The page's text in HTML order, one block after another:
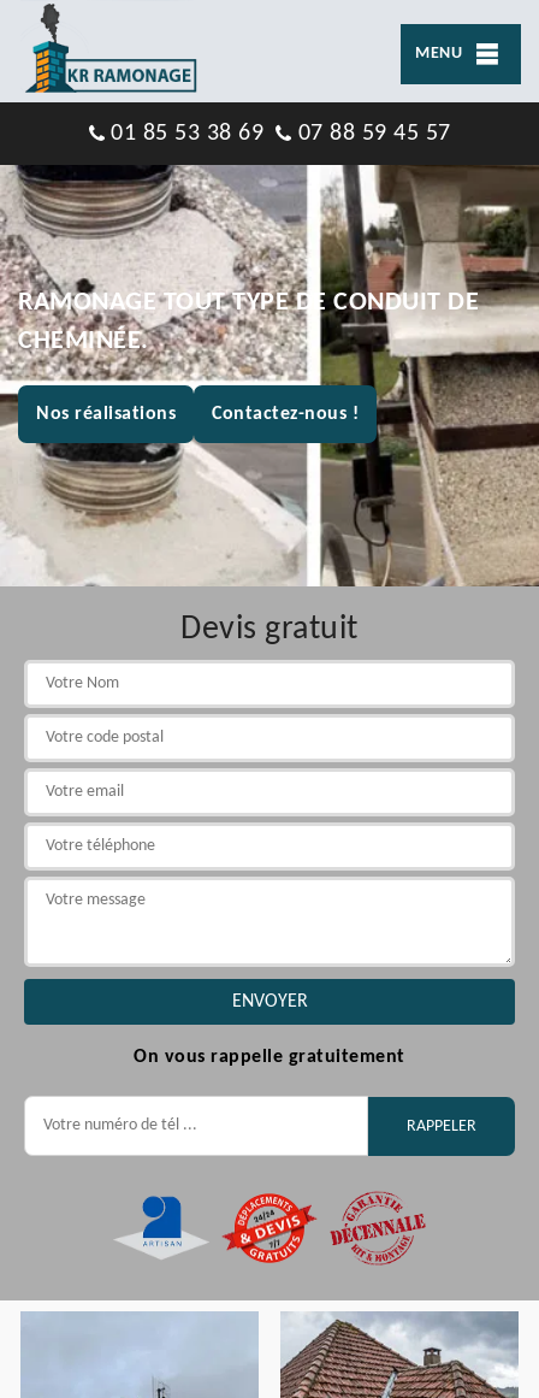
MENU
01 85 53 38 69 07 88 59 45 57
RAMONAGE TOUT TYPE DE CONDUIT DE
CHEMINÉE.
Nos réalisations Contactez-nous !
Devis gratuit
On vous rappelle gratuitement